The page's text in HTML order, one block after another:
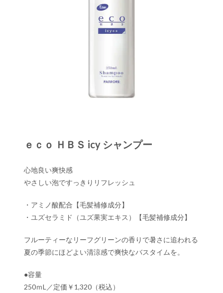
ｅｃｏ ＨＢＳ icy シャンプー
心地良い爽快感
やさしい泡ですっきりリフレッシュ
・アミノ酸配合【毛髪補修成分】
・ユズセラミド（ユズ果実エキス）【毛髪補修成分】
フルーティーなリーフグリーンの香りで暑さに追われる
夏の季節にほどよい清涼感で爽快なバスタイムを。
●容量
250ｍL／定価￥1,320（税込）